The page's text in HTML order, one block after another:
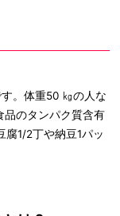
。体重50 ㎏の人な
品のタンパク質含有
1/2丁や納豆1パッ